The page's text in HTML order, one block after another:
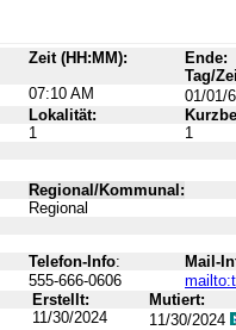
Zeit (HH:MM):
Ende:
Tag/
07:10 AM
01/01/
Lokalität:
1
1
Regional/Kommunal:
Regional
Telefon-Info:
Mail-
555-666-0606
Erstellt:
Mutiert:
11/30/2024 11/30/2024